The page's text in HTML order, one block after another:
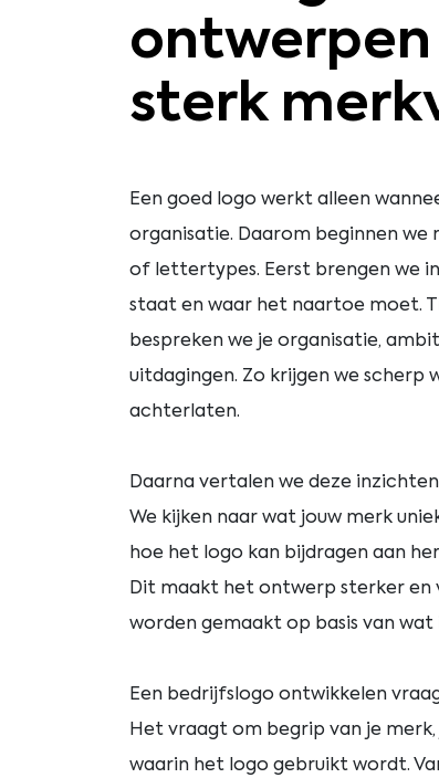
sterk
Een goed logo werkt alleen
organisatie. Daarom beginnen
of lettertypes. Eerst brengen we
staat en waar het naartoe moet.
bespreken we je organisatie,
uitdagingen. Zo krijgen we scherp
achterlaten.
Daarna vertalen we deze
We kijken naar wat jouw merk
hoe het logo kan bijdragen aan
Dit maakt het ontwerp sterker en
worden gemaakt op basis van
Een bedrijfslogo ontwikkelen
Het vraagt om begrip van je
waarin het logo gebruikt wordt.